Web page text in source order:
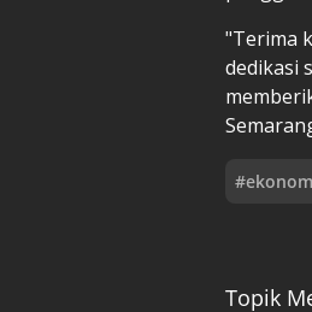
"Terima
dedikasi
#
Topik